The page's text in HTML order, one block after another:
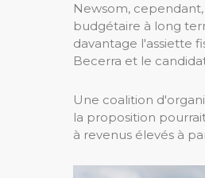
Newsom,
budgétaire à long
davantage l'assiette
Becerra et le
Une coalition
la proposition
à revenus élevés à